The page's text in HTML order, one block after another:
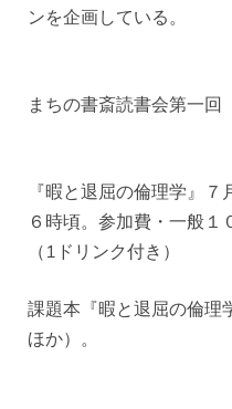
ンを企画している。
まちの書斎読書会第一回
『暇と退屈の倫理学』
６時頃。参加費・一般１
（1ドリンク付き）
課題本『暇と退屈の倫理
ほか）。